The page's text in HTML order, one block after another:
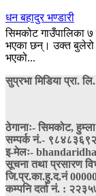
धन बहादुर भण्डारी
सिमकोट गाउँपालिका ७
भएका छन्। उक्त बुलेरो
भएको...
सुप्रभा मिडिया प्रा.
ठेगानाः- सिमकोट, हुम्ला
सम्पर्क नं‍.-
इ-मेलः-
सूचना तथा प्रसारण
जि.प्र.का.हु.द.नं
कम्पनि दर्ता नं. :